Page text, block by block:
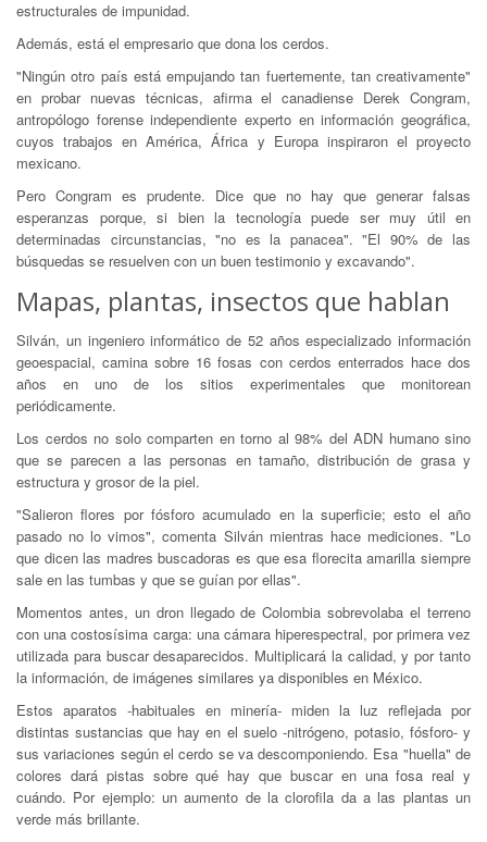
estructurales de impunidad.
Además, está el empresario que dona los cerdos.
"Ningún otro país está empujando tan fuertemente, tan creativamente"
en probar nuevas técnicas, afirma el canadiense Derek Congram,
antropólogo forense independiente experto en información geográfica,
cuyos trabajos en América, África y Europa inspiraron el proyecto
mexicano.
Pero Congram es prudente. Dice que no hay que generar falsas
esperanzas porque, si bien la tecnología puede ser muy útil en
determinadas circunstancias, "no es la panacea". "El 90% de las
búsquedas se resuelven con un buen testimonio y excavando".
Mapas, plantas, insectos que hablan
Silván, un ingeniero informático de 52 años especializado información
geoespacial, camina sobre 16 fosas con cerdos enterrados hace dos
años en uno de los sitios experimentales que monitorean
periódicamente.
Los cerdos no solo comparten en torno al 98% del ADN humano sino
que se parecen a las personas en tamaño, distribución de grasa y
estructura y grosor de la piel.
"Salieron flores por fósforo acumulado en la superficie; esto el año
pasado no lo vimos", comenta Silván mientras hace mediciones. "Lo
que dicen las madres buscadoras es que esa florecita amarilla siempre
sale en las tumbas y que se guían por ellas".
Momentos antes, un dron llegado de Colombia sobrevolaba el terreno
con una costosísima carga: una cámara hiperespectral, por primera vez
utilizada para buscar desaparecidos. Multiplicará la calidad, y por tanto
la información, de imágenes similares ya disponibles en México.
Estos aparatos -habituales en minería- miden la luz reflejada por
distintas sustancias que hay en el suelo -nitrógeno, potasio, fósforo- y
sus variaciones según el cerdo se va descomponiendo. Esa "huella" de
colores dará pistas sobre qué hay que buscar en una fosa real y
cuándo. Por ejemplo: un aumento de la clorofila da a las plantas un
verde más brillante.